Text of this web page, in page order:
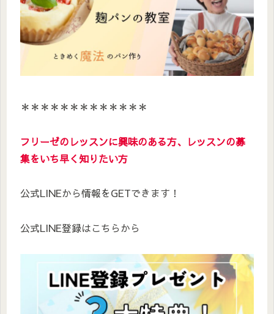
＊＊＊＊＊＊＊＊＊＊＊＊＊
フリーゼのレッスンに興味のある方、レッスンの募
集をいち早く知りたい方
公式LINEから情報をGETできます！
公式LINE登録はこちらから